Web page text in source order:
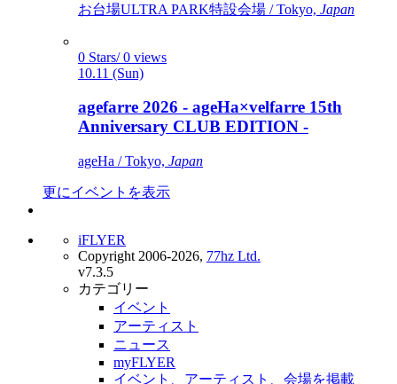
お台場ULTRA PARK特設会場 / Tokyo, Japan
0 Stars/ 0 views
10.11 (Sun)
agefarre 2026 - ageHa×velfarre 15th
Anniversary CLUB EDITION -
ageHa / Tokyo, Japan
更にイベントを表示
iFLYER
Copyright 2006-2026, 77hz Ltd.
v7.3.5
カテゴリー
イベント
アーティスト
ニュース
myFLYER
イベント、アーティスト、会場を掲載